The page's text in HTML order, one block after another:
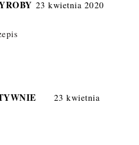
23 kwietnia 2020
23 kwietnia